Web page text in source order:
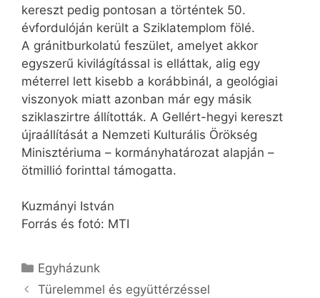
kereszt pedig pontosan a történtek 50.
évfordulóján került a Sziklatemplom fölé.
A gránitburkolatú feszület, amelyet akkor
egyszerű kivilágítással is elláttak, alig egy
méterrel lett kisebb a korábbinál, a geológiai
viszonyok miatt azonban már egy másik
sziklaszirtre állították. A Gellért-hegyi kereszt
újraállítását a Nemzeti Kulturális Örökség
Minisztériuma – kormányhatározat alapján –
ötmillió forinttal támogatta.
Kuzmányi István
Forrás és fotó: MTI
Kategória
Egyházunk
Türelemmel és együttérzéssel